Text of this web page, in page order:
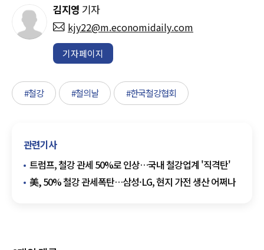
김지영 기자
kjy22@m.economidaily.com
기자페이지
#철강 #철의날 #한국철강협회
관련기사
트럼프, 철강 관세 50%로 인상…국내 철강업계 '직격탄'
美, 50% 철강 관세폭탄…삼성·LG, 현지 가전 생산 어쩌나